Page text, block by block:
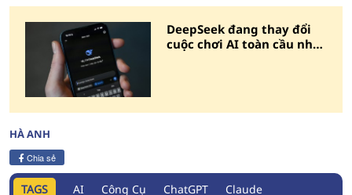
DeepSeek đang thay đổi
cuộc chơi AI toàn cầu như
HÀ ANH
Chia sẻ
TAGS AI Công Cụ ChatGPT Claude